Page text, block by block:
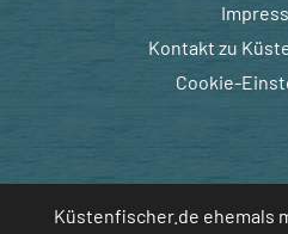
Kontakt zu
Cookie-
Küstenfischer.de ehemals